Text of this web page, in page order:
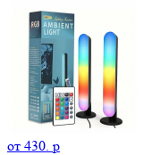
от 430. p